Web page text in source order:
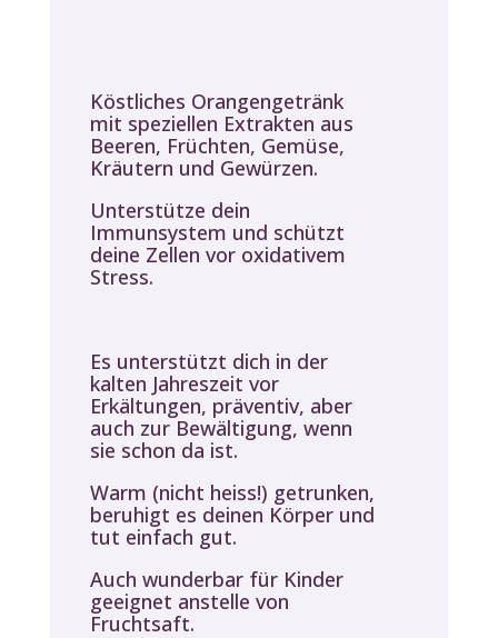
Köstliches Orangengetränk
mit speziellen Extrakten aus
Beeren, Früchten, Gemüse,
Kräutern und Gewürzen.
Unterstütze dein
Immunsystem und schützt
deine Zellen vor oxidativem
Stress.
Es unterstützt dich in der
kalten Jahreszeit vor
Erkältungen, präventiv, aber
auch zur Bewältigung, wenn
sie schon da ist.
Warm (nicht heiss!) getrunken,
beruhigt es deinen Körper und
tut einfach gut.
Auch wunderbar für Kinder
geeignet anstelle von
Fruchtsaft.